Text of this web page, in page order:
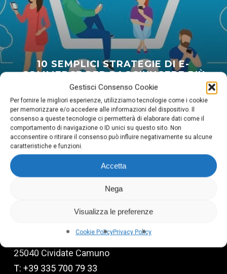
Gestisci Consenso Cookie
Per fornire le migliori esperienze, utilizziamo tecnologie come i cookie
per memorizzare e/o accedere alle informazioni del dispositivo. Il
consenso a queste tecnologie ci permetterà di elaborare dati come il
comportamento di navigazione o ID unici su questo sito. Non
acconsentire o ritirare il consenso può influire negativamente su alcune
caratteristiche e funzioni.
Accetta
Nega
Visualizza le preferenze
Cookie PolicyPrivacy Policy
10 SEMPLICI STRATEGIE DI E-
COMMERCE PER RAGGIUNGERE PIÙ
CLIENTI
P.Iva 03026150981
Via degli Emigranti, 9
25040 Cividate Camuno
T: +39 335 700 79 33